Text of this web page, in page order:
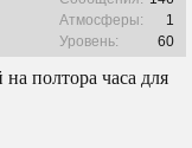
Атмосферы:
1
Уровень:
60
полтора часа для